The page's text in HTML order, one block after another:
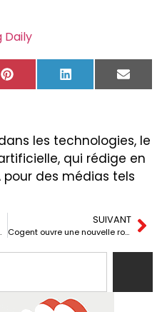
Daily
Pinterest LinkedIn Email
les technologies, le
qui rédige en
des médias tels
pour protéger DigiD
SUIVANT
Cogent ouvre une nouvelle route à fibre entre Ashburn et Miami pour l’IA et les câbles sous-marins